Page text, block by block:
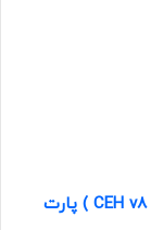
( CEH پارت